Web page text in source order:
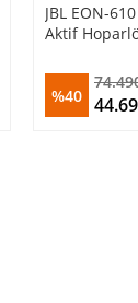
JBL EON-
Aktif
%40